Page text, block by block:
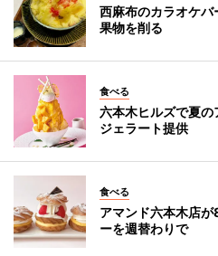
西麻布のカラオケ
果物を削る
食べる
六本木ヒルズで夏
ジェラート提供
食べる
アマンド六本木店
ーを週替わりで